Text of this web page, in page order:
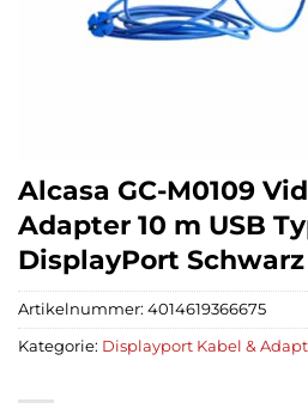
Alcasa GC-M0109
Adapter 10 m USB
DisplayPort Schwarz
Artikelnummer: 4014619366675
Kategorie: Displayport Kabel &